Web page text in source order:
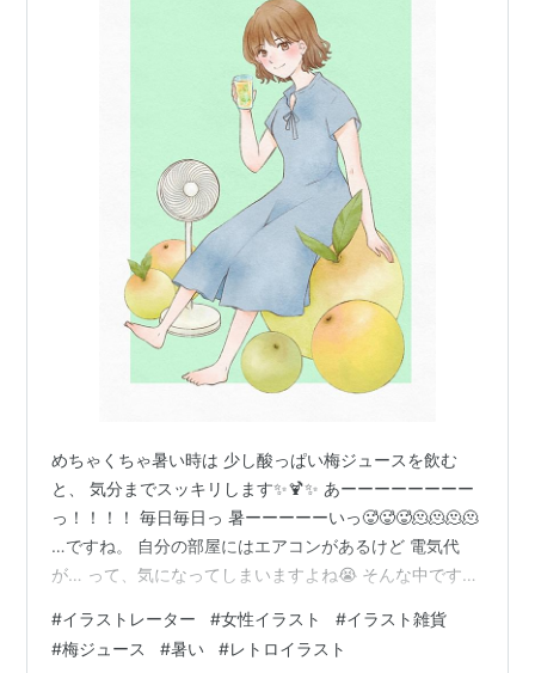
めちゃくちゃ暑い時は 少し酸っぱい梅ジュースを飲む
と、 気分までスッキリします✨🍹✨ あーーーーーーーー
っ！！！！ 毎日毎日っ 暑ーーーーーいっ🥵🥵🥵🫠🫠🫠🫠
…ですね。 自分の部屋にはエアコンがあるけど 電気代
が… って、気になってしまいますよね😭 そんな中です
ます。 大人かわいいモチーフを目指しながら、 見るとホ
ッとできるような作品を作っています。 今は猛暑が続い
#イラストレーター #女性イラスト #イラスト雑貨
#梅ジュース #暑い #レトロイラスト